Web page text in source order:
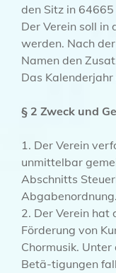
den Sitz in
Der Verein soll in
werden. Nach
Namen den
Das
§ 2 Zweck und
1. Der Verein
unmittelbar
Abschnitts
Abgabenordnung.
2. Der Verein hat
Förderung von
Chormusik. Unter
Betä-tigungen